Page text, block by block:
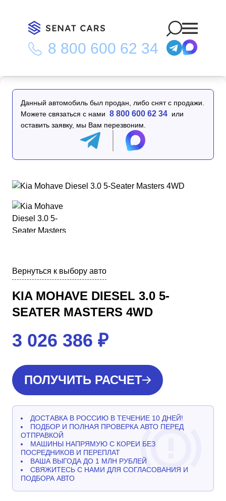
8 800 600 62 34
Главная Каталог/Kia Mohave Diesel 3.0 5-Seater Masters
4WD
Данный автомобиль был продан, либо снят с продажи.
Можете связаться с нами 8 800 600 62 34 или
оставить заявку, мы Вам перезвоним.
Вернуться к выбору авто
KIA MOHAVE DIESEL 3.0 5-
SEATER MASTERS 4WD
3 026 386 ₽
ПОЛУЧИТЬ РАСЧЕТ
ДОСТАВКА В РОССИЮ В ТЕЧЕНИЕ 10 ДНЕЙ!
ПОДБОР И ПОЛНАЯ ПРОВЕРКА АВТО ПЕРЕД
ОТПРАВКОЙ
МАШИНЫ НАПРЯМУЮ С КОРЕИ БЕЗ
ПОСРЕДНИКОВ И ПЕРЕПЛАТ
ВАША ВЫГОДА ДО 1 МЛН РУБЛЕЙ
СВЯЖИТЕСЬ С НАМИ ДЛЯ СОГЛАСОВАНИЯ И
ПОДБОРА АВТО